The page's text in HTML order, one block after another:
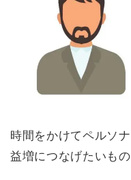
時間をかけてペルソ
益増につなげたいもの